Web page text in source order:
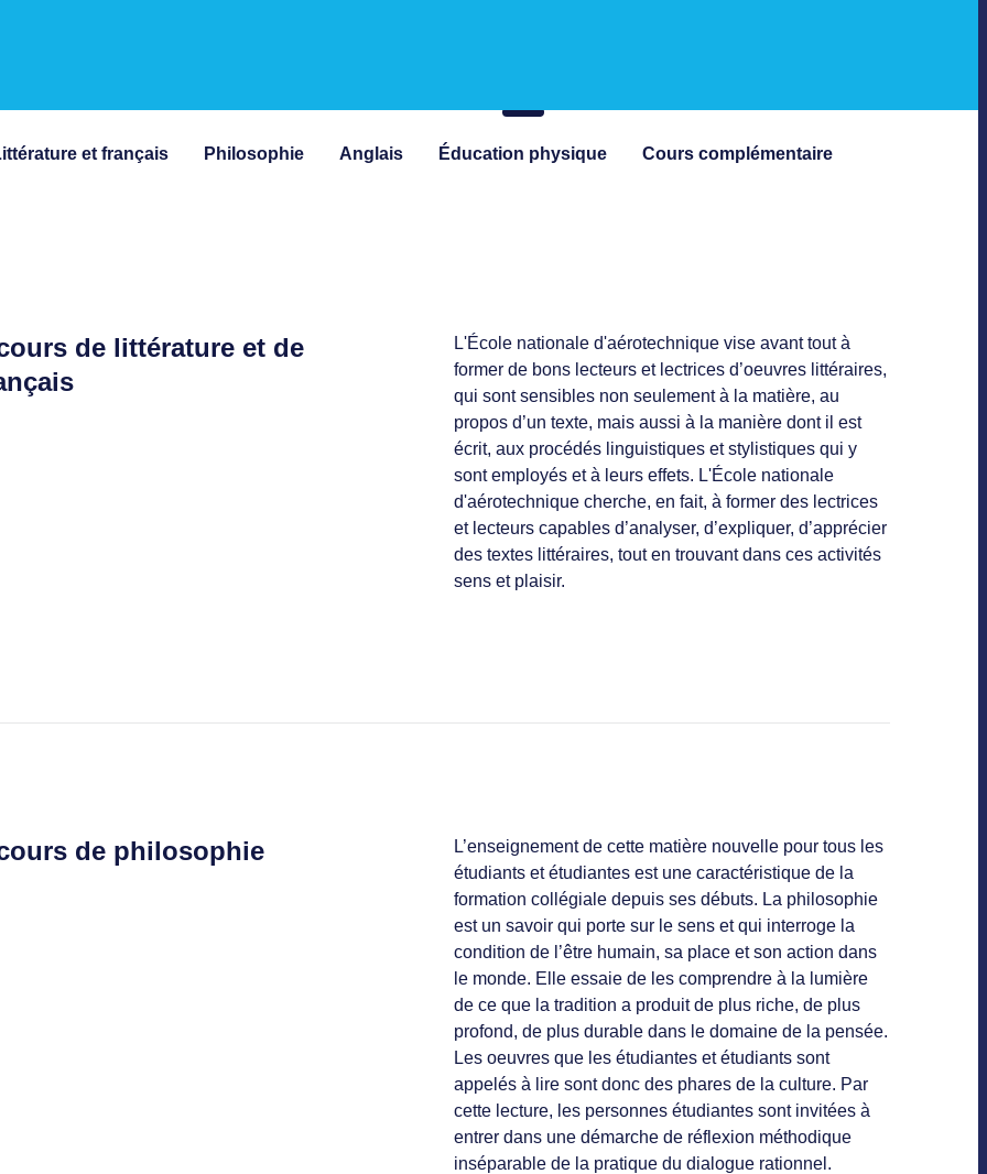
et français Philosophie Anglais Éducation physique Cours complémentaire
de littérature et de
L'École nationale d'aérotechnique vise avant tout à
former de bons lecteurs et lectrices d’oeuvres littéraires,
qui sont sensibles non seulement à la matière, au
propos d’un texte, mais aussi à la manière dont il est
écrit, aux procédés linguistiques et stylistiques qui y
sont employés et à leurs effets. L'École nationale
d'aérotechnique cherche, en fait, à former des lectrices
et lecteurs capables d’analyser, d’expliquer, d’apprécier
des textes littéraires, tout en trouvant dans ces activités
sens et plaisir.
de philosophie
L’enseignement de cette matière nouvelle pour tous les
étudiants et étudiantes est une caractéristique de la
formation collégiale depuis ses débuts. La philosophie
est un savoir qui porte sur le sens et qui interroge la
condition de l’être humain, sa place et son action dans
le monde. Elle essaie de les comprendre à la lumière
de ce que la tradition a produit de plus riche, de plus
profond, de plus durable dans le domaine de la pensée.
Les oeuvres que les étudiantes et étudiants sont
appelés à lire sont donc des phares de la culture. Par
cette lecture, les personnes étudiantes sont invitées à
entrer dans une démarche de réflexion méthodique
inséparable de la pratique du dialogue rationnel.